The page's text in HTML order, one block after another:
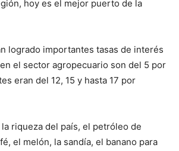
hoy es el mejor puerto de la
logrado importantes tasas de interés
el sector agropecuario son del 5 por
eran del 12, 15 y hasta 17 por
la riqueza del país, el petróleo de
el melón, la sandía, el banano para